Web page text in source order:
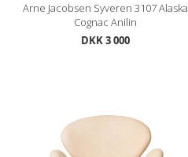
Arne Jacobsen Syveren 3107 Alaska
Cognac Anilin
DKK 3 000